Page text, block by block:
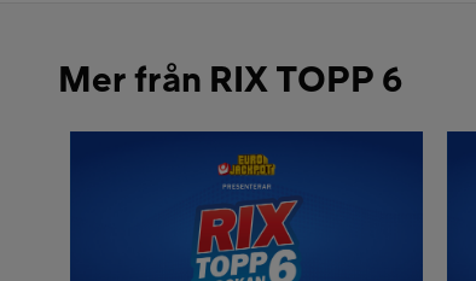
Mer från RIX TOPP 6